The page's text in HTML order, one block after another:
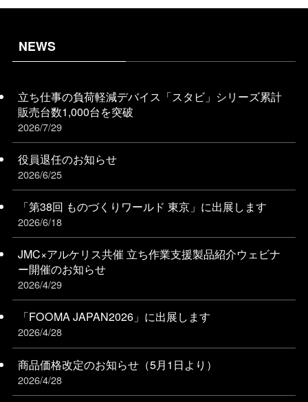
NEWS
立ち仕事の負荷軽減デバイス「スタビ」シリーズ累計
販売台数1,000台を突破
2026/7/29
役員退任のお知らせ
2026/6/25
「第38回 ものづくりワールド 東京」に出展します
2026/6/18
JMC×アルケリス共催 立ち作業支援製品紹介ウェビナ
ー開催のお知らせ
2026/4/29
「FOOMA JAPAN2026」に出展します
2026/4/28
商品価格改定のお知らせ（5月1日より）
2026/4/28